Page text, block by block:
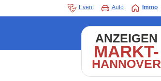
Event Auto Immo
ANZEIGEN
MARKT-
HANNOVER